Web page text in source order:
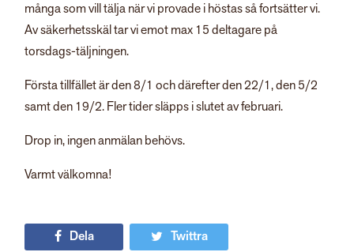
många som vill tälja när vi provade i höstas så fortsätter vi.
Av säkerhetsskäl tar vi emot max 15 deltagare på
torsdags-täljningen.
Första tillfället är den 8/1 och därefter den 22/1, den 5/2
samt den 19/2. Fler tider släpps i slutet av februari.
Drop in, ingen anmälan behövs.
Varmt välkomna!
Dela
Twittra